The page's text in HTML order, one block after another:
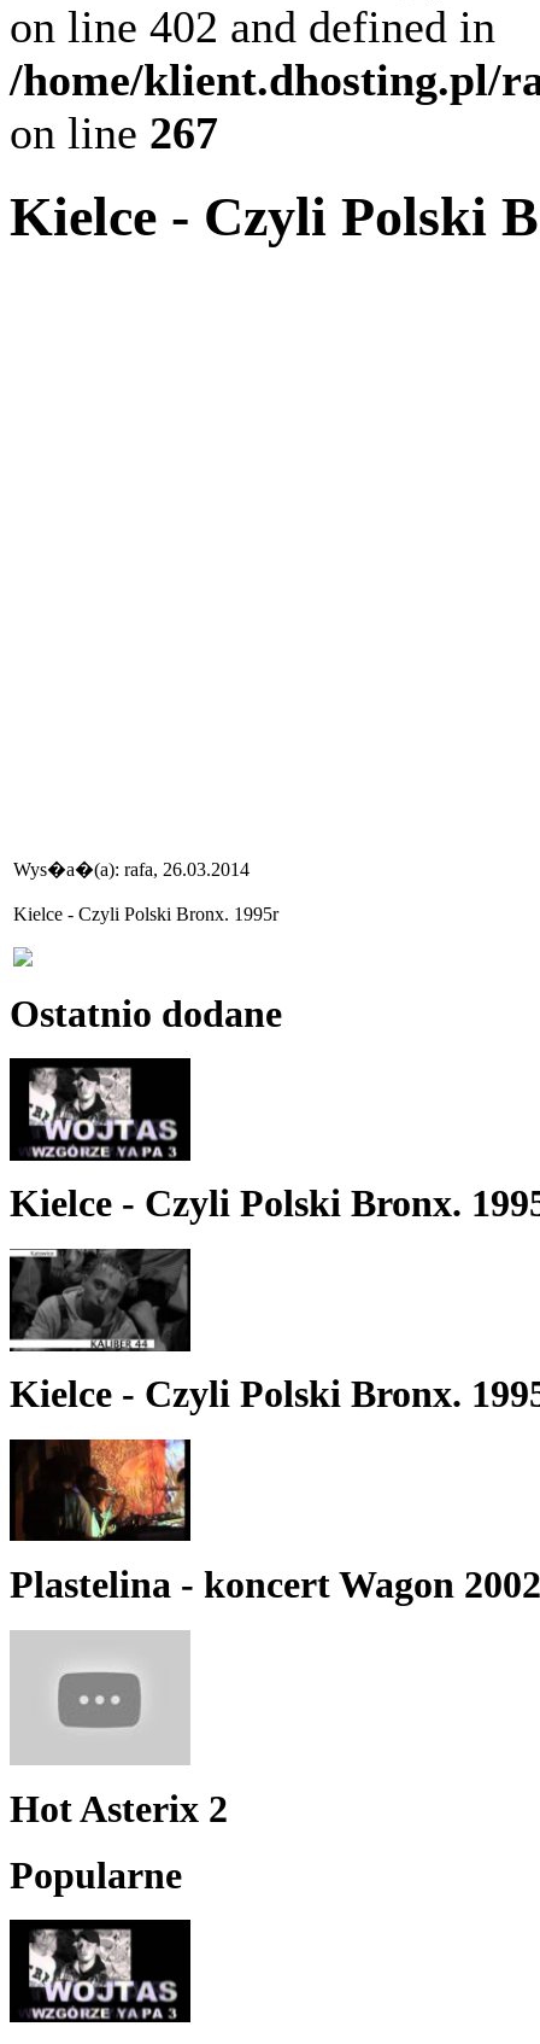
on line 402 and defined in
/home/klient.dhosting.pl/
on line 267
Kielce - Czyli Polski
Wys�a�(a): rafa, 26.03.2014
Kielce - Czyli Polski Bronx. 1995r
Ostatnio dodane
Kielce - Czyli Polski Bronx.
Kielce - Czyli Polski Bronx.
Plastelina - koncert Wagon 2002
Hot Asterix 2
Popularne